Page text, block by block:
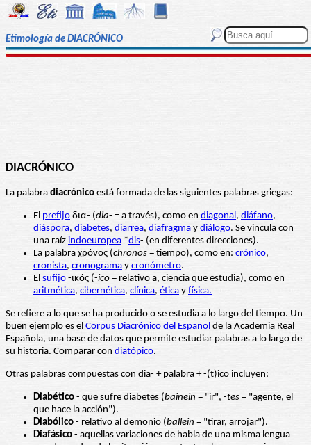
Etimología de DIACRÓNICO
DIACRÓNICO
La palabra diacrónico está formada de las siguientes palabras griegas:
El prefijo δια- (dia- = a través), como en diagonal, diáfano,
diáspora, diabetes, diarrea, diafragma y diálogo. Se vincula con
una raíz indoeuropea *dis- (en diferentes direcciones).
La palabra χρόνος (chronos = tiempo), como en: crónico,
cronista, cronograma y cronómetro.
El sufijo -ικός (-ico = relativo a, ciencia que estudia), como en
aritmética, cibernética, clínica, ética y física.
Se refiere a lo que se ha producido o se estudia a lo largo del tiempo. Un
buen ejemplo es el Corpus Diacrónico del Español de la Academia Real
Española, una base de datos que permite estudiar palabras a lo largo de
su historia. Comparar con diatópico.
Otras palabras compuestas con dia- + palabra + -(t)ico incluyen:
Diabético - que sufre diabetes (bainein = "ir", -tes = "agente, el
que hace la acción").
Diabólico - relativo al demonio (ballein = "tirar, arrojar").
Diafásico - aquellas variaciones de habla de una misma lengua